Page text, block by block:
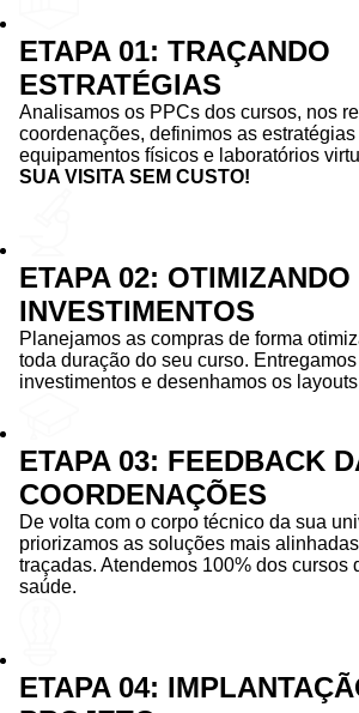
ETAPA 01: TRAÇANDO
ESTRATÉGIAS
Analisamos os PPCs dos cursos, nos
coordenações, definimos as
equipamentos físicos e laboratórios
SUA VISITA SEM CUSTO!
ETAPA 02: OTIMIZANDO
INVESTIMENTOS
Planejamos as compras de forma
toda duração do seu curso.
investimentos e desenhamos os
ETAPA 03: FEEDBACK
COORDENAÇÕES
De volta com o corpo técnico da sua
priorizamos as soluções mais
traçadas. Atendemos 100% dos cursos
saúde.
ETAPA 04: